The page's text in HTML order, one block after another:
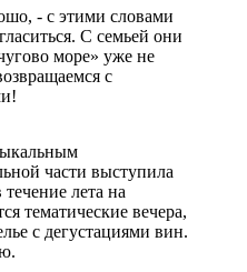
- с этими словами
С семьей они
море» уже не
с
части выступила
лета на
тематические вечера,
с дегустациями вин.